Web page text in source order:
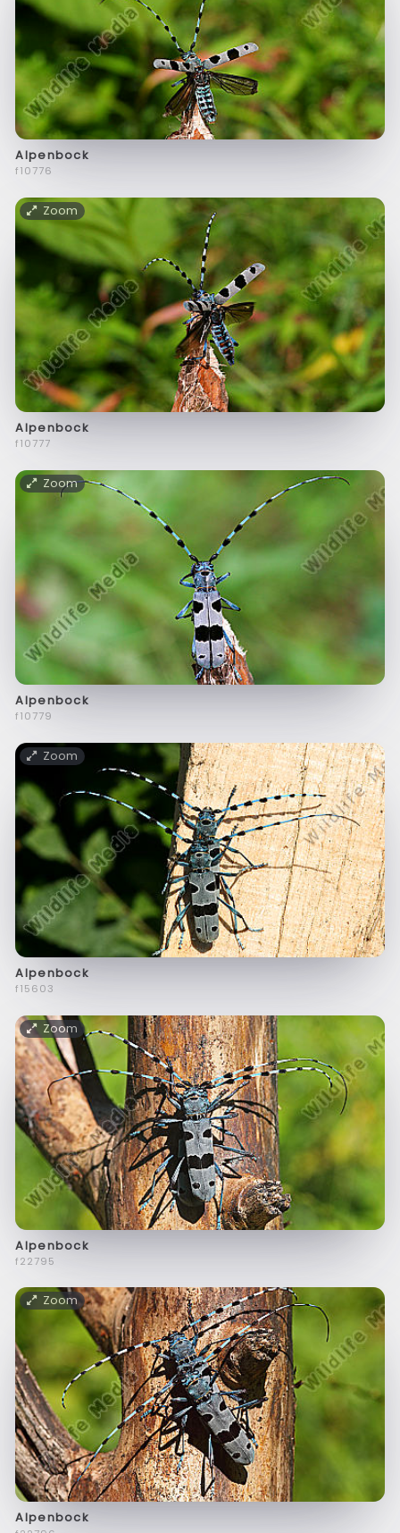
Alpenbock
f10776
Zoom
Alpenbock
f10777
Zoom
Alpenbock
f10779
Zoom
Alpenbock
f15603
Zoom
Alpenbock
f22795
Zoom
Alpenbock